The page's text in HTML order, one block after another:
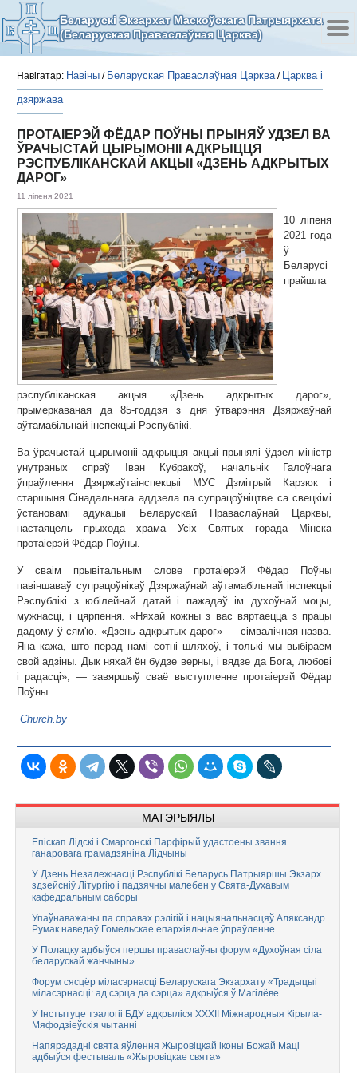
Беларускі Экзархат Маскоўскага Патрыярхата
(Беларуская Праваслаўная Царква)
Навігатар: Навіны / Беларуская Праваслаўная Царква/ Царква і
дзяржава
ПРОТАІЕРЭЙ ФЁДАР ПОЎНЫ ПРЫНЯЎ УДЗЕЛ ВА
ЎРАЧЫСТАЙ ЦЫРЫМОНІІ АДКРЫЦЦЯ
РЭСПУБЛІКАНСКАЙ АКЦЫІ «ДЗЕНЬ АДКРЫТЫХ
ДАРОГ»
11 ліпеня 2021
10 ліпеня
2021 года
ў
Беларусі
прайшла
рэспубліканская акцыя «Дзень адкрытых дарог»,
прымеркаваная да 85-годдзя з дня ўтварэння Дзяржаўнай
аўтамабільнай інспекцыі Рэспублікі.
Ва ўрачыстай цырымоніі адкрыцця акцыі прынялі ўдзел міністр
унутраных спраў Іван Кубракоў, начальнік Галоўнага
ўпраўлення Дзяржаўтаінспекцыі МУС Дзмітрый Карзюк і
старшыня Сінадальнага аддзела па супрацоўніцтве са свецкімі
ўстановамі адукацыі Беларускай Праваслаўнай Царквы,
настаяцель прыхода храма Усіх Святых горада Мінска
протаіерэй Фёдар Поўны.
У сваім прывітальным слове протаіерэй Фёдар Поўны
павіншаваў супрацоўнікаў Дзяржаўнай аўтамабільнай інспекцыі
Рэспублікі з юбілейнай датай і пажадаў ім духоўнай моцы,
мужнасці, і цярпення. «Няхай кожны з вас вяртаецца з працы
дадому ў сям'ю. «Дзень адкрытых дарог» — сімвалічная назва.
Яна кажа, што перад намі сотні шляхоў, і толькі мы выбіраем
свой адзіны. Дык няхай ён будзе верны, і вядзе да Бога, любові
і радасці», — завяршыў сваё выступленне протаіерэй Фёдар
Поўны.
Church.by
МАТЭРЫЯЛЫ
Епіскап Лідскі і Смаргонскі Парфірый удастоены звання
ганаровага грамадзяніна Лідчыны
У Дзень Незалежнасці Рэспублікі Беларусь Патрыяршы Экзарх
здзейсніў Літургію і падзячны малебен у Свята-Духавым
кафедральным саборы
Упаўнаважаны па справах рэлігій і нацыянальнасцяў Аляксандр
Румак наведаў Гомельскае епархіяльнае ўпраўленне
У Полацку адбыўся першы праваслаўны форум «Духоўная сіла
беларускай жанчыны»
Форум сясцёр міласэрнасці Беларускага Экзархату «Традыцыі
міласэрнасці: ад сэрца да сэрца» адкрыўся ў Магілёве
У Інстытуце тэалогіі БДУ адкрыліся XXXII Міжнародныя Кірыла-
Мяфодзіеўскія чытанні
Напярэдадні свята яўлення Жыровіцкай іконы Божай Маці
адбыўся фестываль «Жыровіцкае свята»